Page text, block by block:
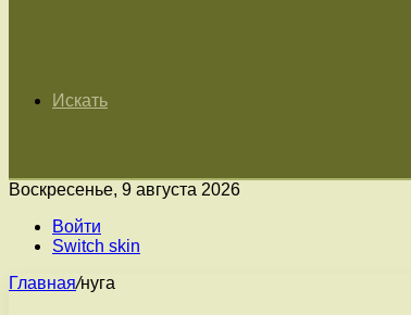
Искать
Воскресенье, 9 августа 2026
Войти
Switch skin
Главная/нуга